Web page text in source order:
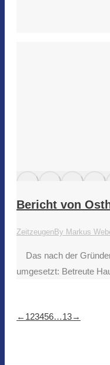
Bericht von
ZeitzeugenBy Markus
Das nach der
umgesetzt: Betreute
← 123456…13→